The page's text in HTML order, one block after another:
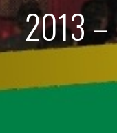
2013 –